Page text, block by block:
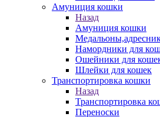
Амуниция кошки
Назад
Амуниция кошки
Намордники для
Ошейники для
Шлейки для кошек
Транспортировка кошки
Назад
Транспортировка
Переноски